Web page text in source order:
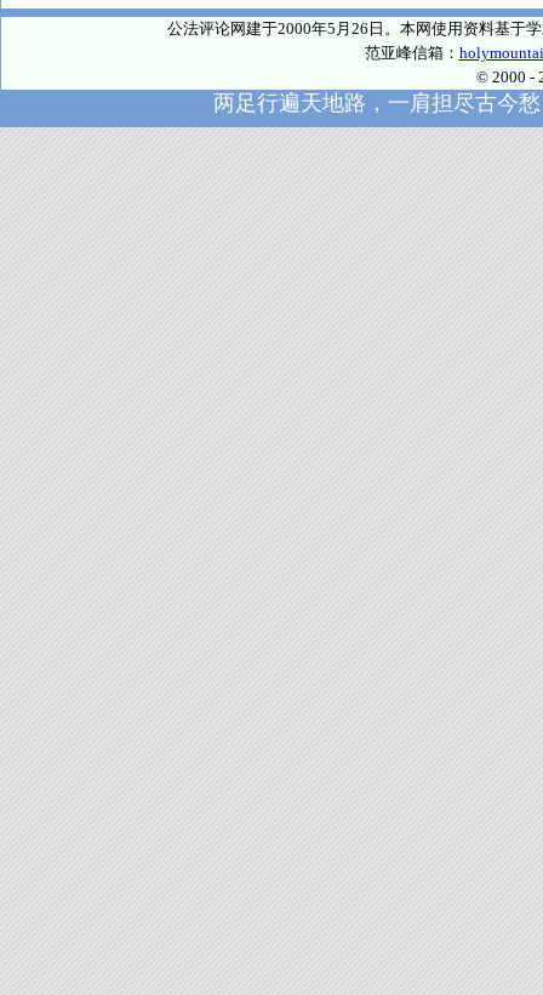
公法评论网建于2000年5月26日。本网使用资料基于
范亚峰信箱：
© 2000 -
两足行遍天地路，一肩担尽古今